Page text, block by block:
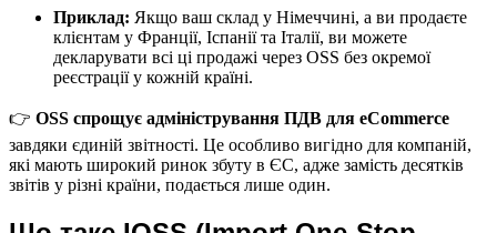
Приклад: Якщо ваш склад у Німеччині, а ви продаєте
клієнтам у Франції, Іспанії та Італії, ви можете
декларувати всі ці продажі через OSS без окремої
реєстрації у кожній країні.
👉 OSS спрощує адміністрування ПДВ для eCommerce
завдяки єдиній звітності. Це особливо вигідно для компаній,
які мають широкий ринок збуту в ЄС, адже замість десятків
звітів у різні країни, подається лише один.